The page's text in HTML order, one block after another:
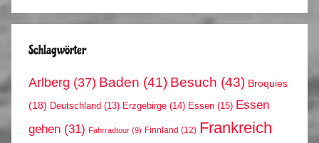
Schlagwörter
Arlberg (37) Baden (41) Besuch (43) Broquies
(18) Deutschland (13) Erzgebirge (14) Essen (15) Essen
gehen (31) Fahrradtour (9) Finnland (12) Frankreich